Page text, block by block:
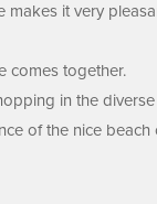
it very
comes together.
in the
of the nice